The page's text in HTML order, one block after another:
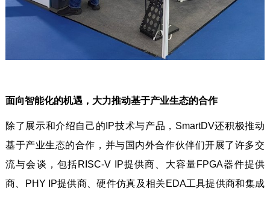
面向智能化的机遇，大力推动基于产业生态的合作
除了展示和介绍自己的IP技术与产品，SmartDV还积极推动
基于产业生态的合作，并与国内外合作伙伴们开展了许多交
流与会谈，包括RISC-V IP提供商、大容量FPGA器件提供
商、PHY IP提供商、硬件仿真及相关EDA工具提供商和集成